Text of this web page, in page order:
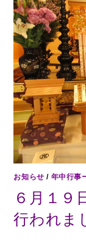
お知らせ / 年中行事
６月１９
行われま